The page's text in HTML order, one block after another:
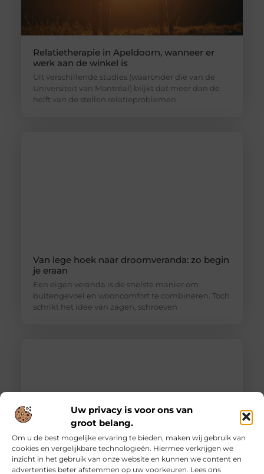
Uw privacy is voor ons van
groot belang.
Om u de best mogelijke ervaring te bieden, maken wij gebruik van
cookies en vergelijkbare technologieën. Hiermee verkrijgen we
inzicht in het gebruik van onze website en kunnen we content en
advertenties beter afstemmen op uw voorkeuren. Lees ons
Relatietherapie in Apeldoorn, wanneer er
werk aan de winkel is
Uit verschillende studies (waaronder die van de
Universiteit van Montréal) blijkt dat meer dan de
helft van de stellen relatieproblemen
Van lege hoek naar droomveranda: zo begin
je eraan
Een eigen veranda is de snelste manier om
buitengevoel en wooncomfort te combineren. Toch
schrikt het idee van zagen, schroeven
Ontdek de innovatieve behandelingen in